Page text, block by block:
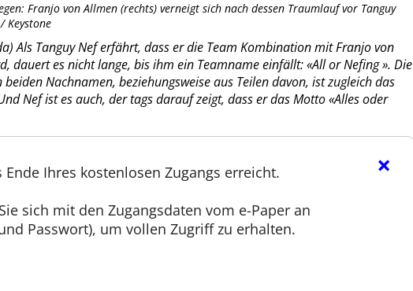
Franjo von Allmen (rechts) verneigt sich nach dessen Traumlauf vor Tanguy
Keystone
Als Tanguy Nef erfährt, dass er die Team Kombination mit Franjo von
dauert es nicht lange, bis ihm ein Teamname einfällt: «All or Nefing ». Die
Nachnamen, beziehungsweise aus Teilen davon, ist zugleich das
Nef ist es auch, der tags darauf zeigt, dass er das Motto «Alles oder
×
Ende Ihres kostenlosen Zugangs erreicht.
sich mit den Zugangsdaten vom e-Paper an
Passwort), um vollen Zugriff zu erhalten.